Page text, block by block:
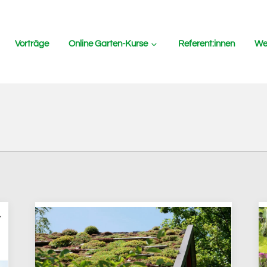
Vorträge Online Garten-Kurse Referent:innen